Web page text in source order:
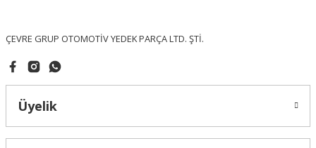
ÇEVRE GRUP OTOMOTİV YEDEK PARÇA LTD. ŞTİ.
Üyelik